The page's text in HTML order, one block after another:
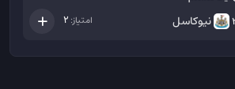
نیوکاسل امتیاز: 2